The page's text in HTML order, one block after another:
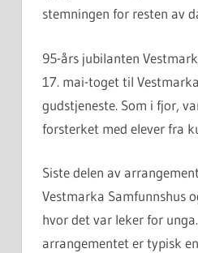
stemningen for resten av
95-års jubilanten
17. mai-toget til
gudstjeneste. Som i fjor,
forsterket med elever fra
Siste delen av
Vestmarka Samfunnshus
hvor det var leker for
arrangementet er typisk